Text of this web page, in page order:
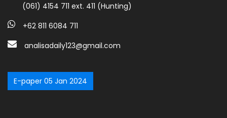
(061) 4154 711 ext. 411 (Hunting)
+62 811 6084 711
analisadaily123@gmail.com
E-paper 05 Jan 2024